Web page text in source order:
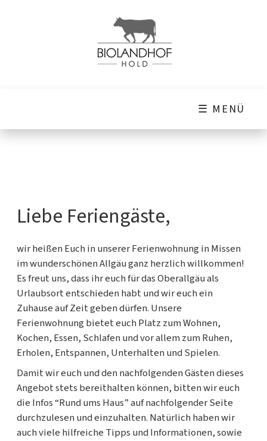
☰ MENÜ
Liebe Feriengäste,
wir heißen Euch in unserer Ferienwohnung in Missen
im wunderschönen Allgäu ganz herzlich willkommen!
Es freut uns, dass ihr euch für das Oberallgäu als
Urlaubsort entschieden habt und wir euch ein
Zuhause auf Zeit geben dürfen. Unsere
Ferienwohnung bietet euch Platz zum Wohnen,
Kochen, Essen, Schlafen und vor allem zum Ruhen,
Erholen, Entspannen, Unterhalten und Spielen.
Damit wir euch und den nachfolgenden Gästen dieses
Angebot stets bereithalten können, bitten wir euch
die Infos “Rund ums Haus” auf nachfolgender Seite
durchzulesen und einzuhalten. Natürlich haben wir
auch viele hilfreiche Tipps und Informationen, sowie